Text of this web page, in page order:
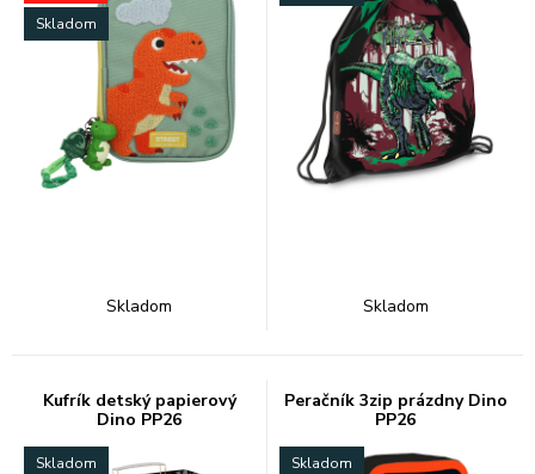
Skladom
Skladom Skladom
Kufrík detský papierový
Dino PP26
Skladom
Peračník 3zip prázdny Dino
PP26
Skladom